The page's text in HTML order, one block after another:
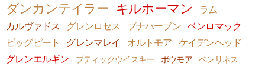
ダンカンテイラー キルホーマン
ラム
カルヴァドス
グレンロセス ブナハーブン ベンロマック
ビッグピート
グレンマレイ オルトモア ケイデンヘッド
グレンエルギン
ブティックウイスキー ボウモア
ベンリネス